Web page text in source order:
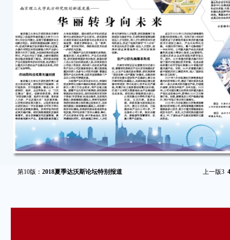
第10版： 2018夏季达沃斯论坛特别报道 上一版3 4